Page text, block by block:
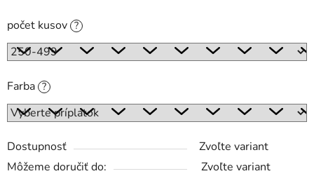
počet kusov ?
Farba ?
Dostupnosť
Zvoľte variant
Môžeme doručiť do:
Zvoľte variant